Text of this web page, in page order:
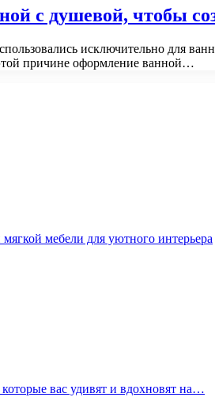
с душевой, чтобы
исключительно для
причине оформление ванной…
мебели для уютного интерьера
вас удивят и вдохновят на…